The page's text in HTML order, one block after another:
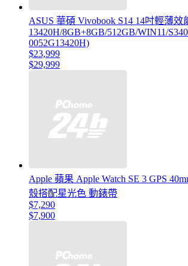
ASUS 華碩 Vivobook S14 14吋輕薄效
13420H/8GB+8GB/512GB/WIN11/
0052G13420H)
$23,999
$29,999
Apple 蘋果 Apple Watch SE 3 GPS
殼搭配星光色 動錶帶
$7,290
$7,900